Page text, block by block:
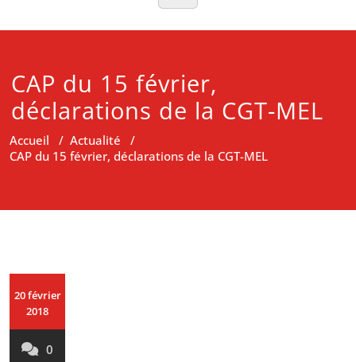
CAP du 15 février,
déclarations de la CGT-MEL
Accueil / Actualité /
CAP du 15 février, déclarations de la CGT-MEL
20 février
2018
0